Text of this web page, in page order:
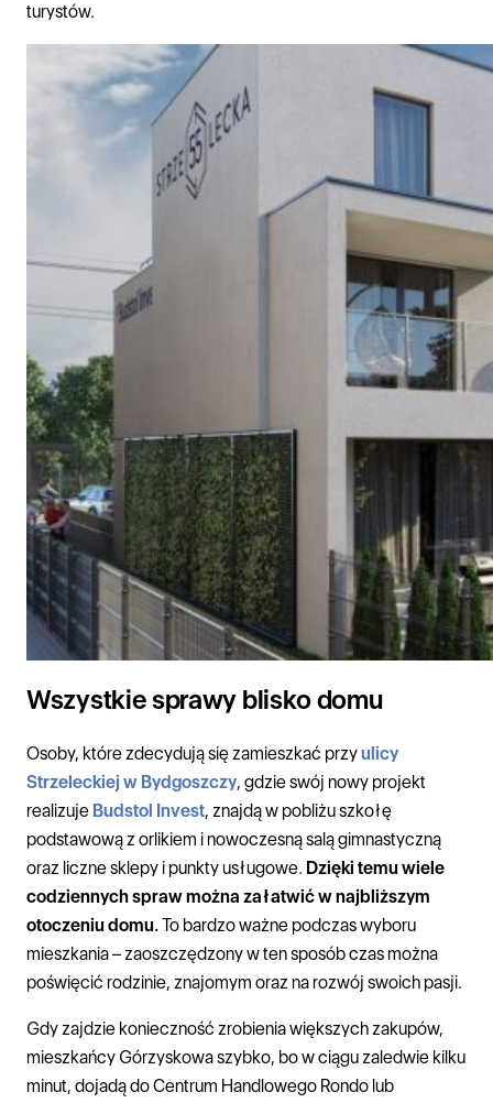
turystów.
Wszystkie sprawy blisko domu
Osoby, które zdecydują się zamieszkać przyulicy
Strzeleckiej w Bydgoszczy, gdzie swój nowy projekt
realizuje Budstol Invest, znajdą w pobliżu szkołę
podstawową z orlikiem i nowoczesną salą gimnastyczną
oraz liczne sklepy i punkty usługowe. Dzięki temu wiele
codziennych spraw można załatwić w najbliższym
otoczeniu domu.To bardzo ważne podczas wyboru
mieszkania – zaoszczędzony w ten sposób czas można
poświęcić rodzinie, znajomym oraz na rozwój swoich pasji.
Gdy zajdzie konieczność zrobienia większych zakupów,
mieszkańcy Górzyskowa szybko, bo w ciągu zaledwie kilku
minut, dojadą do Centrum Handlowego Rondo lub